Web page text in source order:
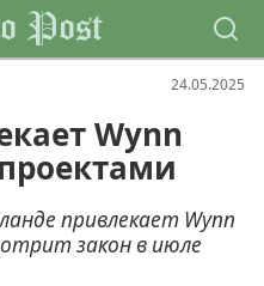
Post
24.05.2025
Wynn
привлекает Wynn
закон в июле